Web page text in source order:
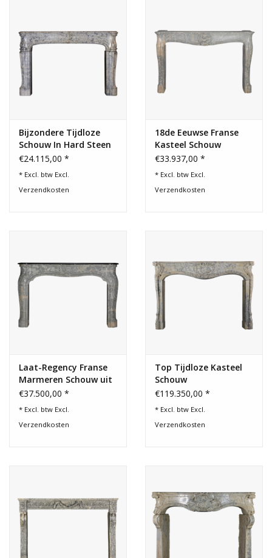
Bijzondere Tijdloze
Schouw In Hard Steen
€24.115,00 *
* Excl. btw Excl.
Verzendkosten
18de Eeuwse Franse
Kasteel Schouw
€33.937,00 *
* Excl. btw Excl.
Verzendkosten
Laat-Regency Franse
Marmeren Schouw uit
de Ardèche
€37.500,00 *
* Excl. btw Excl.
Verzendkosten
Top Tijdloze Kasteel
Schouw
€119.350,00 *
* Excl. btw Excl.
Verzendkosten